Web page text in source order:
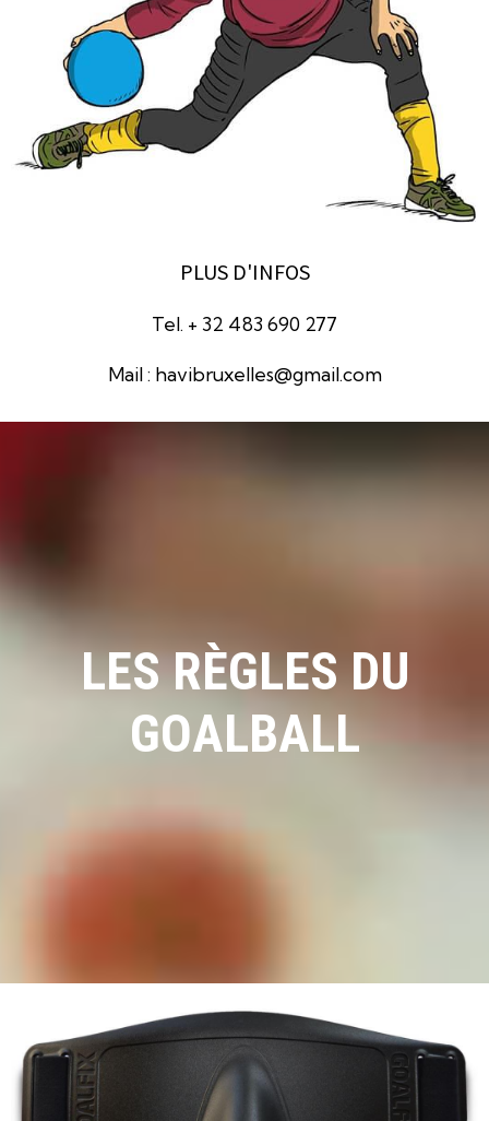
PLUS D'INFOS
Tel. + 32 483 690 277
Mail : havibruxelles@gmail.com
LES RÈGLES DU
GOALBALL